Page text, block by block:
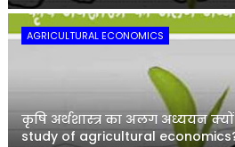
AGRICULTURAL ECONOMICS
कृषि अर्थशास्त्र का अलग अध्ययन
study of agricultural